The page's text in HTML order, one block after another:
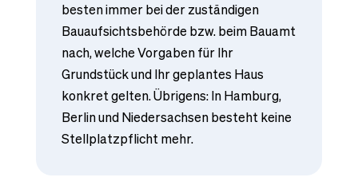
besten immer bei der zuständigen
Bauaufsichtsbehörde bzw. beim Bauamt
nach, welche Vorgaben für Ihr
Grundstück und Ihr geplantes Haus
konkret gelten. Übrigens: In Hamburg,
Berlin und Niedersachsen besteht keine
Stellplatzpflicht mehr.